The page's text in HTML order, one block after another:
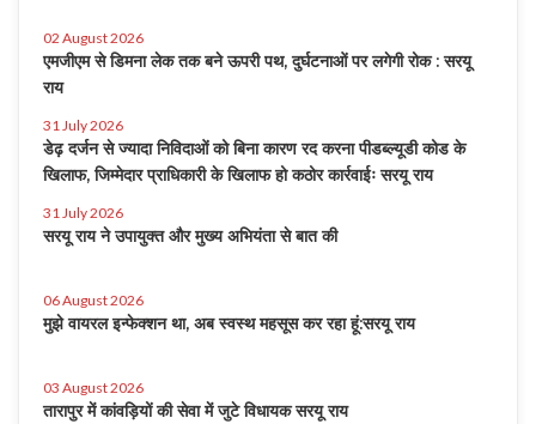
02 August 2026
एमजीएम से डिमना लेक तक बने ऊपरी पथ, दुर्घटनाओं पर लगेगी रोक : सरयू
राय
31 July 2026
डेढ़ दर्जन से ज्यादा निविदाओं को बिना कारण रद करना पीडब्ल्यूडी कोड के
खिलाफ, जिम्मेदार प्राधिकारी के खिलाफ हो कठोर कार्रवाईः सरयू राय
31 July 2026
सरयू राय ने उपायुक्त और मुख्य अभियंता से बात की
06 August 2026
मुझे वायरल इन्फेक्शन था, अब स्वस्थ महसूस कर रहा हूं:सरयू राय
03 August 2026
तारापुर में कांवड़ियों की सेवा में जुटे विधायक सरयू राय